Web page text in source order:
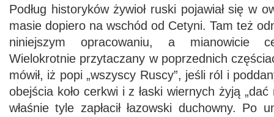
Podług historyków żywioł ruski pojawiał się w
masie dopiero na wschód od Cetyni. Tam też
niniejszym opracowaniu, a mianowicie
Wielokrotnie przytaczany w poprzednich
mówił, iż popi „wszyscy Ruscy”, jeśli ról i
obejścia koło cerkwi i z łaski wiernych żyją „dać
właśnie tyle zapłacił łazowski duchowny. Po